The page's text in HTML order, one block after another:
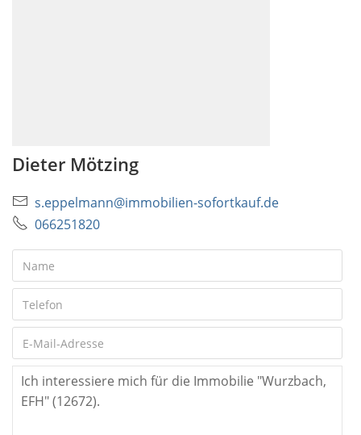
Dieter Mötzing
s.eppelmann@immobilien-sofortkauf.de
066251820